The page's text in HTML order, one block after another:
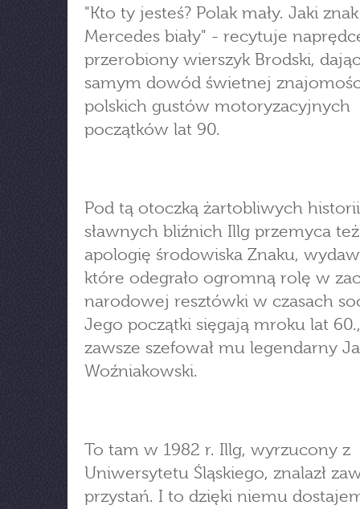
"Kto ty jesteś? Polak mały. Jaki
Mercedes biały" - recytuje
przerobiony wierszyk Brodski,
samym dowód świetnej
polskich gustów motoryzacyjnych
początków lat 90.
Pod tą otoczką żartobliwych
sławnych bliźnich Illg przemyca
apologię środowiska Znaku,
które odegrało ogromną rolę w
narodowej resztówki w czasach
Jego początki sięgają mroku lat
zawsze szefował mu legendarny
Woźniakowski.
To tam w 1982 r. Illg, wyrzucony z
Uniwersytetu Śląskiego, znalazł
przystań. I to dzięki niemu